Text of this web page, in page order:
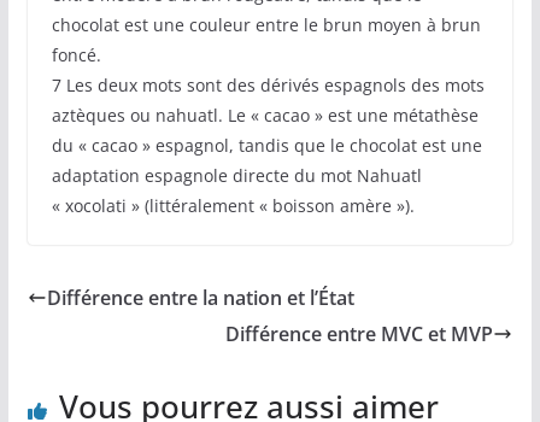
chocolat est une couleur entre le brun moyen à brun
foncé.
7 Les deux mots sont des dérivés espagnols des mots
aztèques ou nahuatl. Le « cacao » est une métathèse
du « cacao » espagnol, tandis que le chocolat est une
adaptation espagnole directe du mot Nahuatl
« xocolati » (littéralement « boisson amère »).
Différence entre la nation et l’État
Différence entre MVC et MVP
Vous pourrez aussi aimer